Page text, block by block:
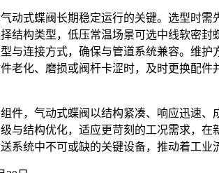
动式蝶阀长期稳定运行的关键。选型时
结构类型，低压常温场景可选中线软密
与连接方式，确保与管道系统兼容。维
老化、磨损或阀杆卡涩时，及时更换配
件，气动式蝶阀以结构紧凑、响应迅速
与结构优化，适应更苛刻的工况需求，
系统中不可或缺的关键设备，推动着工业